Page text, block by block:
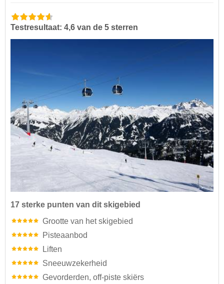
Testresultaat: 4,6 van de 5 sterren
17 sterke punten van dit skigebied
Grootte van het skigebied
Pisteaanbod
Liften
Sneeuwzekerheid
Gevorderden, off-piste skiërs